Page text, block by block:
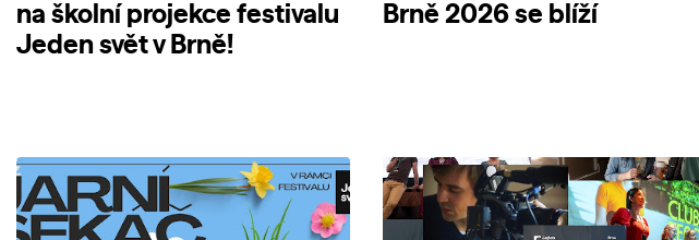
na školní projekce festivalu
Jeden svět v Brně!
Brně 2026 se blíží